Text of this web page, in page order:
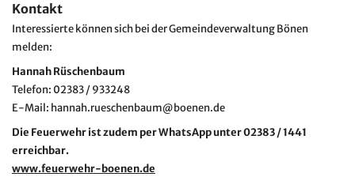
Kontakt
Interessierte können sich bei der Gemeindeverwaltung Bönen
melden:
Hannah Rüschenbaum
Telefon: 02383 / 933248
E-Mail: hannah.rueschenbaum@boenen.de
Die Feuerwehr ist zudem per WhatsApp unter 02383 / 1441
erreichbar.
www.feuerwehr-boenen.de